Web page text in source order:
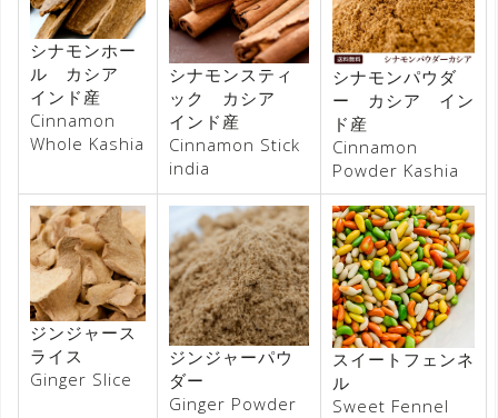
シナモンホー
ル カシア
インド産
Cinnamon
Whole Kashia
シナモンスティ
ック カシア
インド産
Cinnamon Stick
india
シナモンパウダ
ー カシア イン
ド産
Cinnamon
Powder Kashia
ジンジャース
ライス
Ginger Slice
ジンジャーパウ
ダー
Ginger Powder
スイートフェンネ
ル
Sweet Fennel